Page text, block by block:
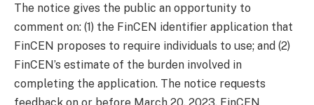
The notice gives the public an opportunity to
comment on: (1) the FinCEN identifier application that
FinCEN proposes to require individuals to use; and (2)
FinCEN’s estimate of the burden involved in
completing the application. The notice requests
feedback on or before March 20, 2023. FinCEN